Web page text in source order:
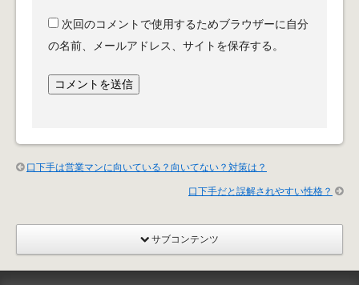
次回のコメントで使用するためブラウザーに自分
の名前、メールアドレス、サイトを保存する。
口下手は営業マンに向いている？向いてない？対策は？
口下手だと誤解されやすい性格？
サブコンテンツ